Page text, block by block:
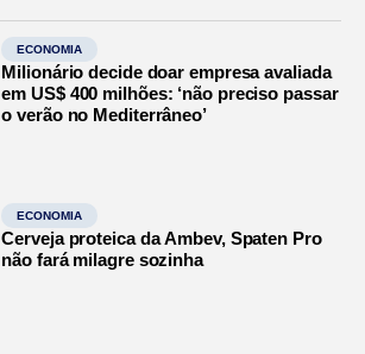
ECONOMIA
Milionário decide doar empresa avaliada
em US$ 400 milhões: ‘não preciso passar
o verão no Mediterrâneo’
ECONOMIA
Cerveja proteica da Ambev, Spaten Pro
não fará milagre sozinha